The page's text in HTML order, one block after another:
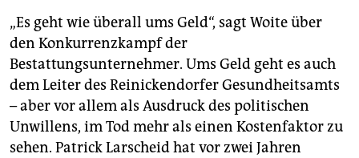
geringen Einkommens nicht für die Bestattung
aufkommen, übernimmt das Sozialamt auf Antrag die
Kosten für „einfache, aber würdige Erd- oder
Feuerbestattungen“. In Berlin sind für die Leistung
des Bestatters pauschal 750 Euro vorgesehen zzgl.
Kremierungs- und Friedhofsgebühren.
Ordnungsbehördliche Bestattung:
„Es geht wie überall ums Geld“, sagt Woite über
den Konkurrenzkampf der
Bestattungsunternehmer. Ums Geld geht es auch
dem Leiter des Reinickendorfer Gesundheitsamts
– aber vor allem als Ausdruck des politischen
Unwillens, im Tod mehr als einen Kostenfaktor zu
sehen. Patrick Larscheid hat vor zwei Jahren